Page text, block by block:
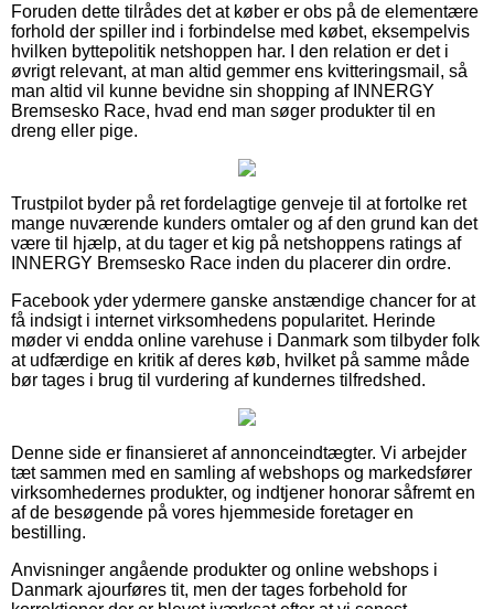
Foruden dette tilrådes det at køber er obs på de elementære
forhold der spiller ind i forbindelse med købet, eksempelvis
hvilken byttepolitik netshoppen har. I den relation er det i
øvrigt relevant, at man altid gemmer ens kvitteringsmail, så
man altid vil kunne bevidne sin shopping af INNERGY
Bremsesko Race, hvad end man søger produkter til en
dreng eller pige.
Trustpilot byder på ret fordelagtige genveje til at fortolke ret
mange nuværende kunders omtaler og af den grund kan det
være til hjælp, at du tager et kig på netshoppens ratings af
INNERGY Bremsesko Race inden du placerer din ordre.
Facebook yder ydermere ganske anstændige chancer for at
få indsigt i internet virksomhedens popularitet. Herinde
møder vi endda online varehuse i Danmark som tilbyder folk
at udfærdige en kritik af deres køb, hvilket på samme måde
bør tages i brug til vurdering af kundernes tilfredshed.
Denne side er finansieret af annonceindtægter. Vi arbejder
tæt sammen med en samling af webshops og markedsfører
virksomhedernes produkter, og indtjener honorar såfremt en
af de besøgende på vores hjemmeside foretager en
bestilling.
Anvisninger angående produkter og online webshops i
Danmark ajourføres tit, men der tages forbehold for